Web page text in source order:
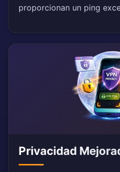
proporcionan un ping
Privacidad